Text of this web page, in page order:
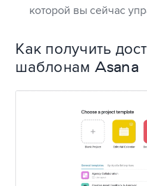
которой вы сейчас
Как получить
шаблонам Asana